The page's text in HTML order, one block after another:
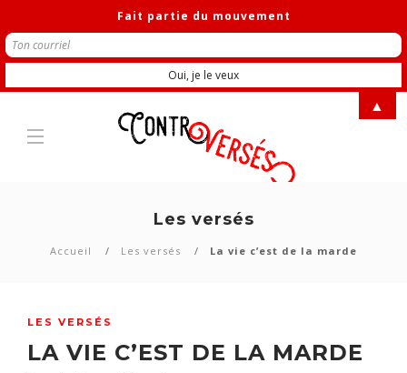
Les versés
Accueil Les versés La vie c’est de la marde
LES VERSÉS
LA VIE C’EST DE LA MARDE
Fait partie du mouvement
▲